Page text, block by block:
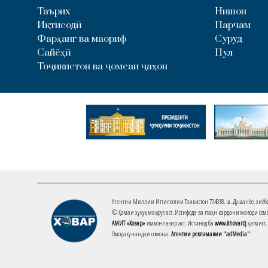
Таърих
Иқтисодӣ
Фарҳанг ва маориф
Сайёҳӣ
Тоҷикистон ва ҷомеаи ҷаҳон
Нишон
Парчам
Суруд
Пул
Агентии Миллии Иттилоотии Тоҷикистон 734018. ш. Душанбе,
© Ҳамаи ҳуқуқ маҳфуз аст. Истифода ва паҳн кардани маводи
АМИТ «Ховар» имконпазир аст. Истинод ба www.khovar.tj
Омодакунандаи сомона: Агентии рекламавии "adMedia"